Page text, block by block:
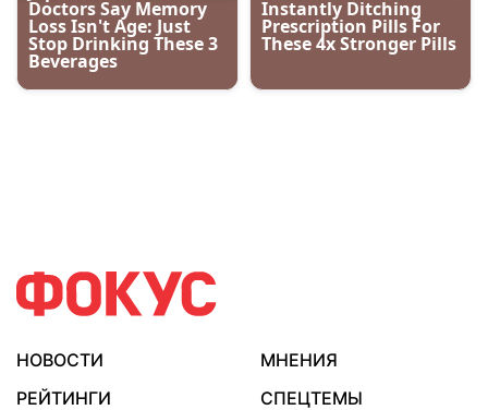
НОВОСТИ
МНЕНИЯ
РЕЙТИНГИ
СПЕЦТЕМЫ